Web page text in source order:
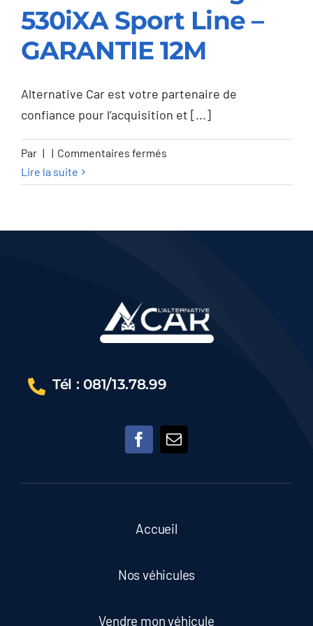
BMW 530 Touring
GARANTIE 12M
530iXA Sport Line –
GARANTIE 12M
Alternative Car est votre partenaire de
confiance pour l’acquisition et [...]
Par | | Commentaires fermés
530
530iXA
12M
Lire la suite
Tél : 081/13.78.99
Accueil
Nos véhicules
Vendre mon véhicule